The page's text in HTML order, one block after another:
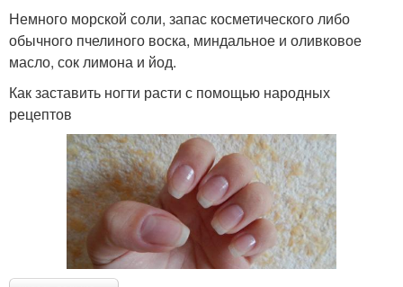
Немного морской соли, запас косметического либо
обычного пчелиного воска, миндальное и оливковое
масло, сок лимона и йод.
Как заставить ногти расти с помощью народных
рецептов